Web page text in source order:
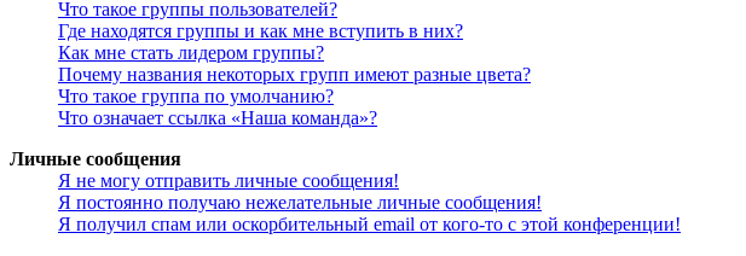
Что такое группы пользователей?
Где находятся группы и как мне вступить в них?
Как мне стать лидером группы?
Почему названия некоторых групп имеют разные цвета?
Что такое группа по умолчанию?
Что означает ссылка «Наша команда»?
Личные сообщения
Я не могу отправить личные сообщения!
Я постоянно получаю нежелательные личные сообщения!
Я получил спам или оскорбительный email от кого-то с этой конференции!